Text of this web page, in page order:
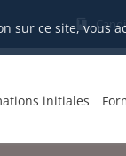
sur ce site, vous
initiales